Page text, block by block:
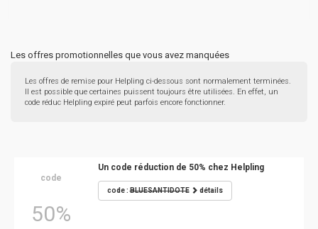
Les offres promotionnelles que vous avez manquées
Les offres de remise pour Helpling ci-dessous sont normalement terminées.
Il est possible que certaines puissent toujours être utilisées. En effet, un
code réduc Helpling expiré peut parfois encore fonctionner.
code
50%
Un code réduction de 50% chez Helpling
code :BLUESANTIDOTE détails